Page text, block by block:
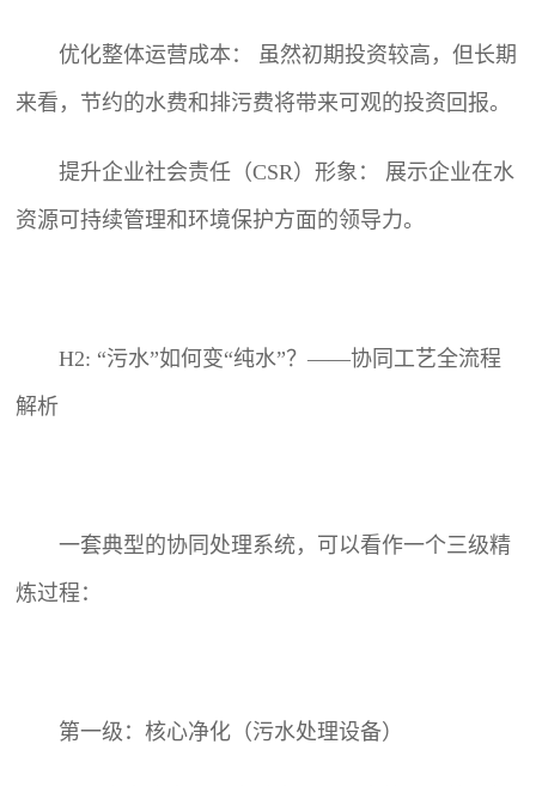
优化整体运营成本： 虽然初期投资较高，但长期
来看，节约的水费和排污费将带来可观的投资回报。
提升企业社会责任（CSR）形象： 展示企业在水
资源可持续管理和环境保护方面的领导力。
H2: “污水”如何变“纯水”？——协同工艺全流程
解析
一套典型的协同处理系统，可以看作一个三级精
炼过程：
第一级：核心净化（污水处理设备）